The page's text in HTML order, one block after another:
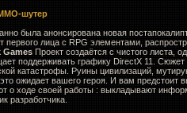
шутер
была анонсирована новая
лица с RPG элементами,
GamesПроект создаётся с чистого листа,
поддерживать графику DirectX 11.
катастрофы. Руины цивилизаций,
ожидает вашего героя. И вам предстоит
о ходе своей работы : выкладывают
разработчика.